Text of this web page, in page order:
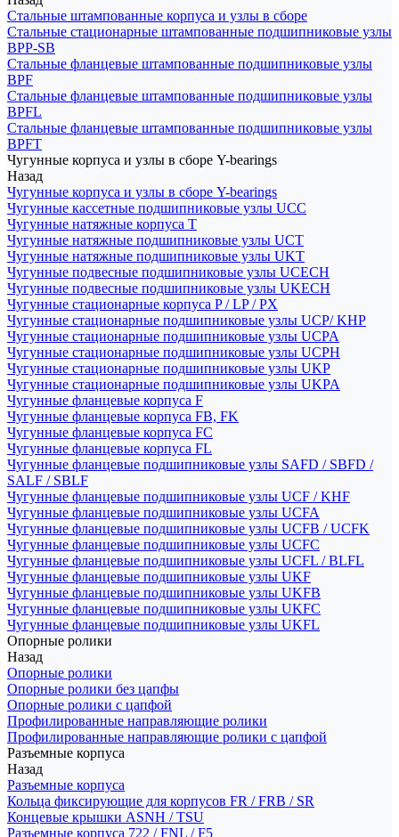
Стальные штампованные корпуса и узлы в сборе
Стальные стационарные штампованные подшипниковые узлы
BPP-SB
Стальные фланцевые штампованные подшипниковые узлы
BPF
Стальные фланцевые штампованные подшипниковые узлы
BPFL
Стальные фланцевые штампованные подшипниковые узлы
BPFT
Чугунные корпуса и узлы в сборе Y-bearings
Назад
Чугунные корпуса и узлы в сборе Y-bearings
Чугунные кассетные подшипниковые узлы UCC
Чугунные натяжные корпуса T
Чугунные натяжные подшипниковые узлы UCT
Чугунные натяжные подшипниковые узлы UKT
Чугунные подвесные подшипниковые узлы UCECH
Чугунные подвесные подшипниковые узлы UKECH
Чугунные стационарные корпуса P / LP / PX
Чугунные стационарные подшипниковые узлы UCP/ KHP
Чугунные стационарные подшипниковые узлы UCPA
Чугунные стационарные подшипниковые узлы UCPH
Чугунные стационарные подшипниковые узлы UKP
Чугунные стационарные подшипниковые узлы UKPA
Чугунные фланцевые корпуса F
Чугунные фланцевые корпуса FB, FK
Чугунные фланцевые корпуса FC
Чугунные фланцевые корпуса FL
Чугунные фланцевые подшипниковые узлы SAFD / SBFD /
SALF / SBLF
Чугунные фланцевые подшипниковые узлы UCF / KHF
Чугунные фланцевые подшипниковые узлы UCFA
Чугунные фланцевые подшипниковые узлы UCFB / UCFK
Чугунные фланцевые подшипниковые узлы UCFC
Чугунные фланцевые подшипниковые узлы UCFL / BLFL
Чугунные фланцевые подшипниковые узлы UKF
Чугунные фланцевые подшипниковые узлы UKFB
Чугунные фланцевые подшипниковые узлы UKFC
Чугунные фланцевые подшипниковые узлы UKFL
Опорные ролики
Назад
Опорные ролики
Опорные ролики без цапфы
Опорные ролики с цапфой
Профилированные направляющие ролики
Профилированные направляющие ролики с цапфой
Разъемные корпуса
Назад
Разъемные корпуса
Кольца фиксирующие для корпусов FR / FRB / SR
Концевые крышки ASNH / TSU
Разъемные корпуса 722 / FNL / F5